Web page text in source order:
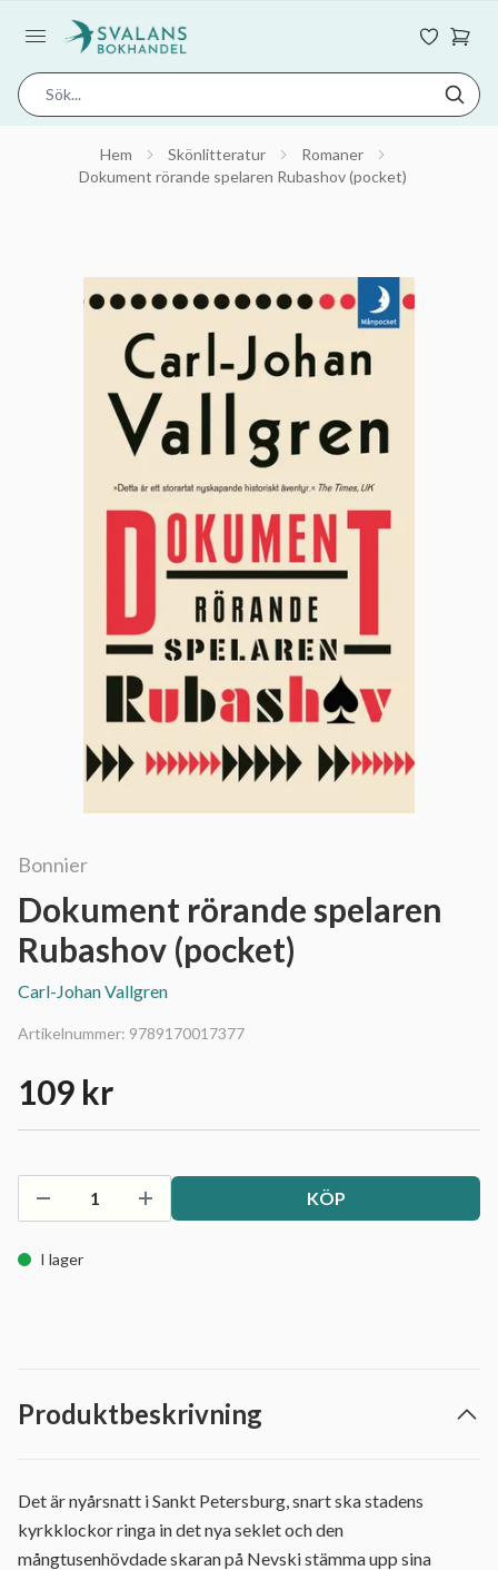
Hem Skönlitteratur
Romaner
Dokument rörande spelaren Rubashov (pocket)
Bonnier
Dokument rörande spelaren
Rubashov (pocket)
Carl-Johan Vallgren
Artikelnummer: 9789170017377
109 kr
KÖP
I lager
Produktbeskrivning
Det är nyårsnatt i Sankt Petersburg, snart ska stadens
kyrkklockor ringa in det nya seklet och den
mångtusenhövdade skaran på Nevski stämma upp sina